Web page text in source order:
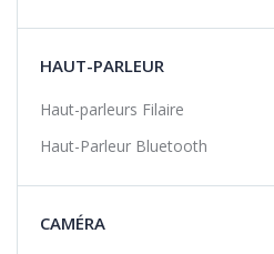
HAUT-PARLEUR
Haut-parleurs Filaire
Haut-Parleur Bluetooth
CAMÉRA